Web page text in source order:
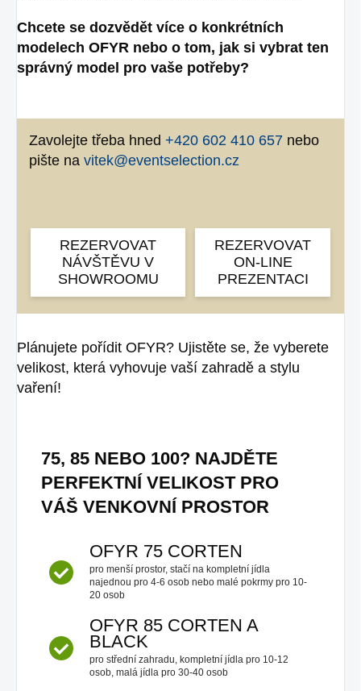
Chcete se dozvědět více o konkrétních
modelech OFYR nebo o tom, jak si vybrat ten
správný model pro vaše potřeby?
Zavolejte třeba hned +420 602 410 657 nebo
pište na vitek@eventselection.cz
REZERVOVAT
NÁVŠTĚVU V
SHOWROOMU
REZERVOVAT
ON-LINE
PREZENTACI
Plánujete pořídit OFYR? Ujistěte se, že vyberete
velikost, která vyhovuje vaší zahradě a stylu
vaření!
75, 85 NEBO 100? NAJDĚTE
PERFEKTNÍ VELIKOST PRO
VÁŠ VENKOVNÍ PROSTOR
OFYR 75 CORTEN
pro menší prostor, stačí na kompletní jídla
najednou pro 4-6 osob nebo malé pokrmy pro 10-
20 osob
OFYR 85 CORTEN A
BLACK
pro střední zahradu, kompletní jídla pro 10-12
osob, malá jídla pro 30-40 osob